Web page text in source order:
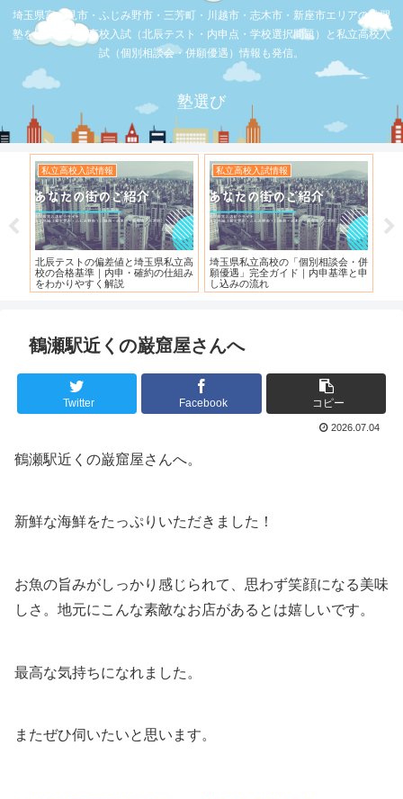
埼玉県富士見市・ふじみ野市・三芳町・川越市・志木市・新座市エリアの学習
塾を比較。公立高校入試（北辰テスト・内申点・学校選択問題）と私立高校入
試（個別相談会・併願優遇）情報も発信。
塾選び
試情報
の偏差値と埼玉県私立高
準｜内申・確約の仕組み
すく解説
私立高校入試情報
埼玉県私立高校の「個別相談会・併
願優遇」完全ガイド｜内申基準と申
お店の覆面取材
【スシロー三芳店】
れている！！！
鶴瀬駅近くの巌窟屋さんへ
Twitter Facebook コピー
2026.07.04
鶴瀬駅近くの巌窟屋さんへ。
新鮮な海鮮をたっぷりいただきました！
お魚の旨みがしっかり感じられて、思わず笑顔になる美味
しさ。地元にこんな素敵なお店があるとは嬉しいです。
最高な気持ちになれました。
またぜひ伺いたいと思います。